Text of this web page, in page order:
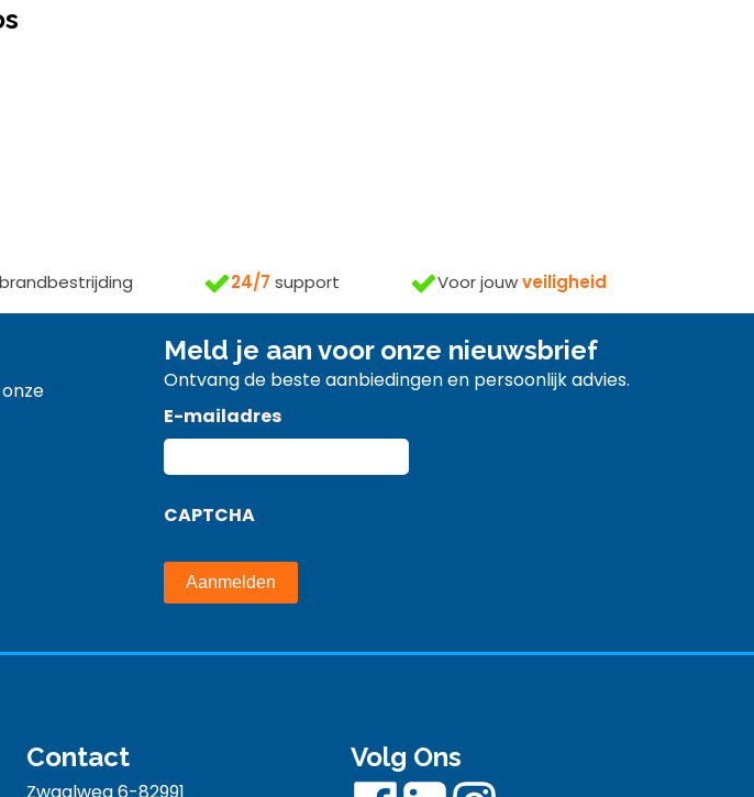
brandbestrijding 24/7 support Voor jouwveiligheid
Meld je aan voor onze nieuwsbrief
Ontvang de beste aanbiedingen en persoonlijk advies.
E-mailadres
CAPTCHA
Contact Volg Ons